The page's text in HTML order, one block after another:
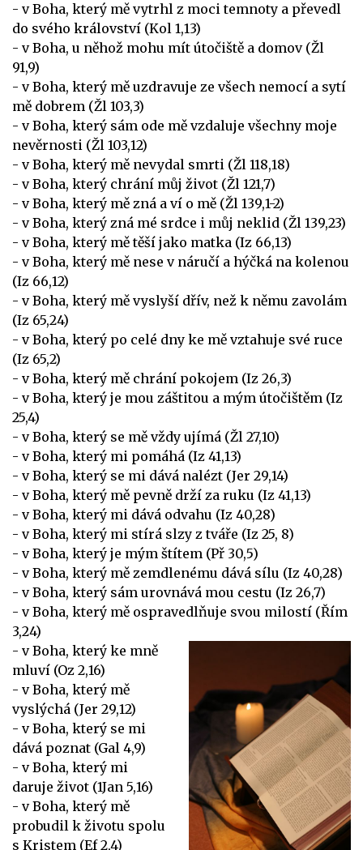
- v Boha, který mě vytrhl z moci temnoty a převedl
do svého království (Kol 1,13)
- v Boha, u něhož mohu mít útočiště a domov (Žl
91,9)
- v Boha, který mě uzdravuje ze všech nemocí a sytí
mě dobrem (Žl 103,3)
- v Boha, který sám ode mě vzdaluje všechny moje
nevěrnosti (Žl 103,12)
- v Boha, který mě nevydal smrti (Žl 118,18)
- v Boha, který chrání můj život (Žl 121,7)
- v Boha, který mě zná a ví o mě (Žl 139,1-2)
- v Boha, který zná mé srdce i můj neklid (Žl 139,23)
- v Boha, který mě těší jako matka (Iz 66,13)
- v Boha, který mě nese v náručí a hýčká na kolenou
(Iz 66,12)
- v Boha, který mě vyslyší dřív, než k němu zavolám
(Iz 65,24)
- v Boha, který po celé dny ke mě vztahuje své ruce
(Iz 65,2)
- v Boha, který mě chrání pokojem (Iz 26,3)
- v Boha, který je mou záštitou a mým útočištěm (Iz
25,4)
- v Boha, který se mě vždy ujímá (Žl 27,10)
- v Boha, který mi pomáhá (Iz 41,13)
- v Boha, který se mi dává nalézt (Jer 29,14)
- v Boha, který mě pevně drží za ruku (Iz 41,13)
- v Boha, který mi dává odvahu (Iz 40,28)
- v Boha, který mi stírá slzy z tváře (Iz 25, 8)
- v Boha, který je mým štítem (Př 30,5)
- v Boha, který mě zemdlenému dává sílu (Iz 40,28)
- v Boha, který sám urovnává mou cestu (Iz 26,7)
- v Boha, který mě ospravedlňuje svou milostí (Řím
3,24)
- v Boha, který ke mně
mluví (Oz 2,16)
- v Boha, který mě
vyslýchá (Jer 29,12)
- v Boha, který se mi
dává poznat (Gal 4,9)
- v Boha, který mi
daruje život (1Jan 5,16)
- v Boha, který mě
probudil k životu spolu
s Kristem (Ef 2,4)